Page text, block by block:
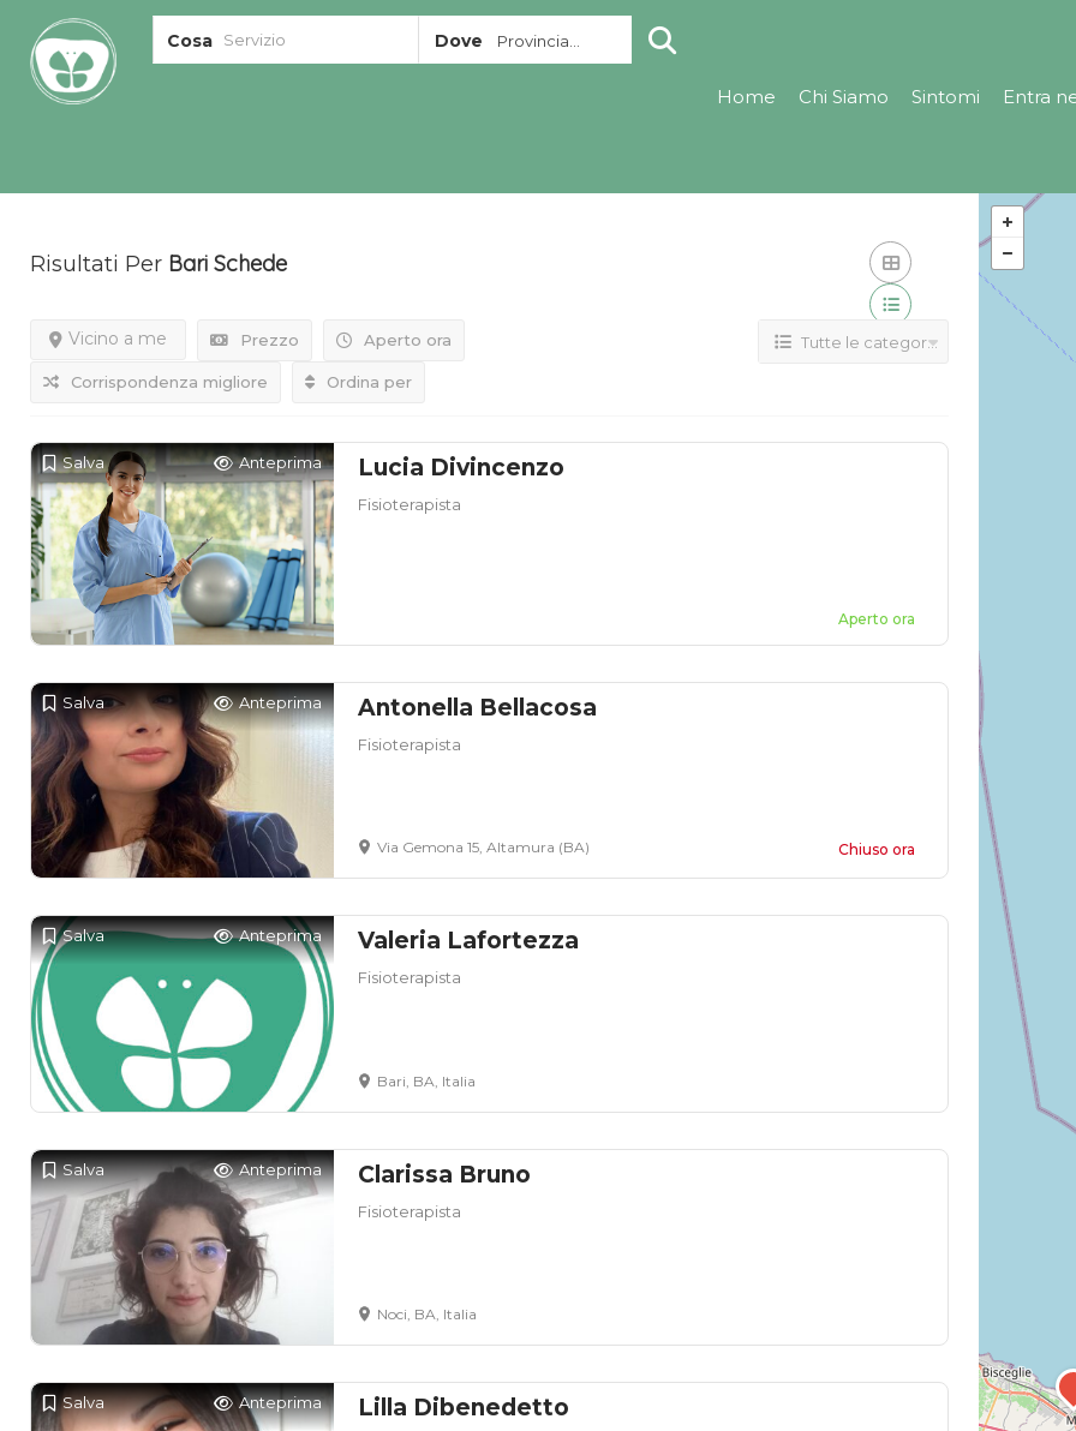
Cosa Dove Provincia...
Home Chi Siamo Sintomi Entra
Risultati Per Bari Schede
Prezzo Aperto ora
Vicino a me
Corrispondenza migliore Ordina per
Tutte le categorie
Salva Anteprima Lucia Divincenzo
Fisioterapista
Aperto ora
Salva Anteprima Antonella Bellacosa
Fisioterapista
Via Gemona 15, Altamura (BA) Chiuso ora
Salva Anteprima Valeria Lafortezza
Fisioterapista
Bari, BA, Italia
Salva Anteprima Clarissa Bruno
Fisioterapista
Noci, BA, Italia
Salva Anteprima Lilla Dibenedetto